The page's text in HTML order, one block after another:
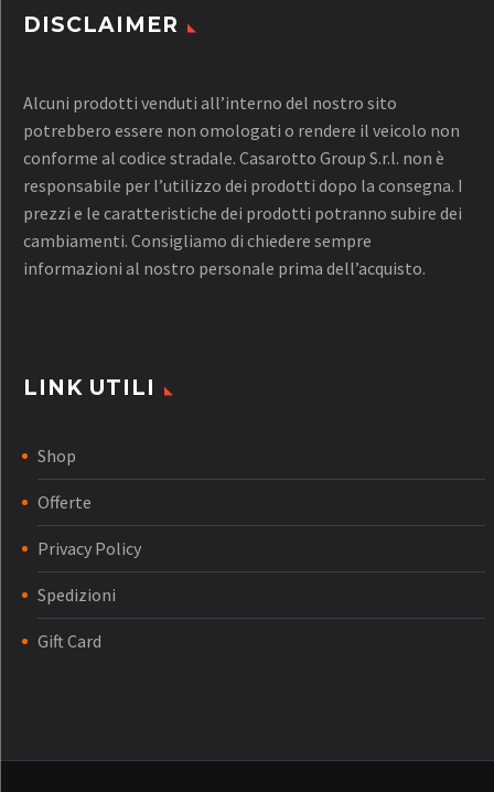
DISCLAIMER
Alcuni prodotti venduti all’interno del nostro sito
potrebbero essere non omologati o rendere il veicolo non
conforme al codice stradale. Casarotto Group S.r.l. non è
responsabile per l’utilizzo dei prodotti dopo la consegna. I
prezzi e le caratteristiche dei prodotti potranno subire dei
cambiamenti. Consigliamo di chiedere sempre
informazioni al nostro personale prima dell’acquisto.
LINK UTILI
Shop
Offerte
Privacy Policy
Spedizioni
Gift Card